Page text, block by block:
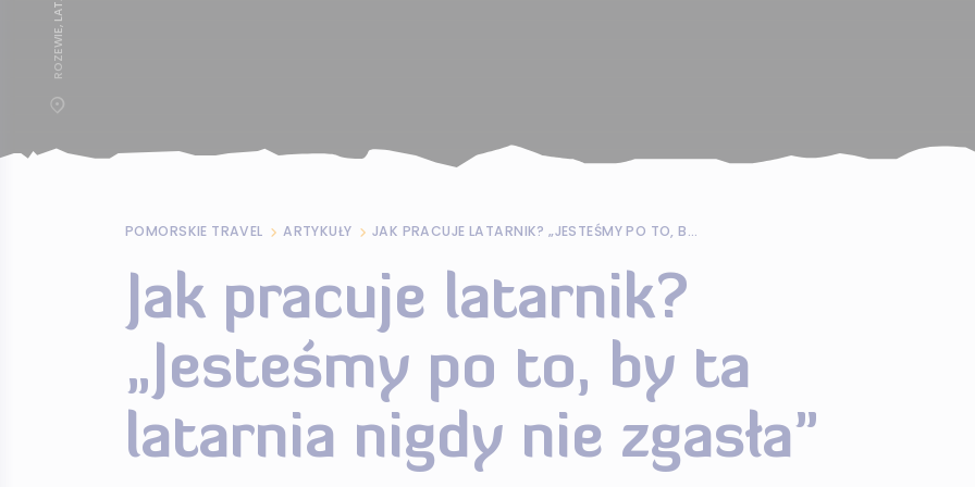
POMORSKIE TRAVEL ARTYKUŁY JAK PRACUJE LATARNIK? „JESTEŚMY PO TO, BY TA LATARNIA NIGDY NIE ZGASŁA”
Jak pracuje latarnik?
„Jesteśmy po to, by ta
latarnia nigdy nie zgasła”